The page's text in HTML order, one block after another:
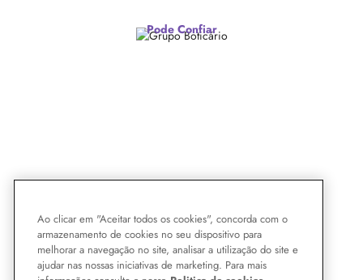
Pode Confiar
Ao clicar em "Aceitar todos os cookies", concorda com o
armazenamento de cookies no seu dispositivo para
melhorar a navegação no site, analisar a utilização do site e
ajudar nas nossas iniciativas de marketing. Para mais